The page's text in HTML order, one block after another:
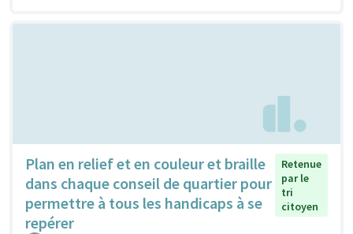
Plan en relief et en couleur et braille
dans chaque conseil de quartier pour
permettre à tous les handicaps à se
repérer
Retenue
par le
tri
citoyen